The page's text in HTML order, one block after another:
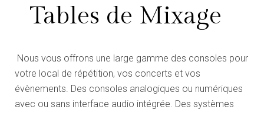
Tables de Mixage
Nous vous offrons une large gamme des consoles pour
votre local de répétition, vos concerts et vos
évènements. Des consoles analogiques ou numériques
avec ou sans interface audio intégrée. Des systèmes